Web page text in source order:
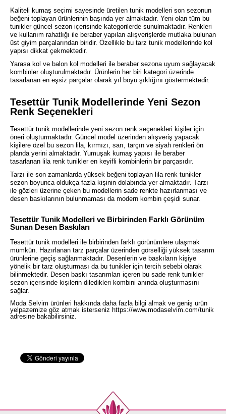
Kaliteli kumaş seçimi sayesinde üretilen tunik modelleri son sezonun
beğeni toplayan ürünlerinin başında yer almaktadır. Yeni olan tüm bu
tunikler güncel sezon içerisinde kategorilerde sunulmaktadır. Renkleri
ve kullanım rahatlığı ile beraber yapılan alışverişlerde mutlaka bulunan
üst giyim parçalarından biridir. Özellikle bu tarz tunik modellerinde kol
yapısı dikkat çekmektedir.
Yarasa kol ve balon kol modelleri ile beraber sezona uyum sağlayacak
kombinler oluşturulmaktadır. Ürünlerin her biri kategori üzerinde
tasarlanan en eşsiz parçalar olarak yıl boyu şıklığını göstermektedir.
Tesettür Tunik Modellerinde Yeni Sezon
Renk Seçenekleri
Tesettür tunik modellerinde yeni sezon renk seçenekleri kişiler için
öneri oluşturmaktadır. Güncel model üzerinden alışveriş yapacak
kişilere özel bu sezon lila, kırmızı, sarı, tarçın ve siyah renkleri ön
planda yerini almaktadır. Yumuşak kumaş yapısı ile beraber
tasarlanan lila renk tunikler en keyifli kombinlerin bir parçasıdır.
Tarzı ile son zamanlarda yüksek beğeni toplayan lila renk tunikler
sezon boyunca oldukça fazla kişinin dolabında yer almaktadır. Tarzı
ile gözleri üzerine çeken bu modellerin sade renkte hazırlanması ve
desen baskılarının bulunmaması da modern kombin çeşidi sunar.
Tesettür Tunik Modelleri ve Birbirinden Farklı Görünüm
Sunan Desen Baskıları
Tesettür tunik modelleri ile birbirinden farklı görünümlere ulaşmak
mümkün. Hazırlanan tarz parçalar üzerinden görselliği yüksek tasarım
ürünlerine geçiş sağlanmaktadır. Desenlerin ve baskıların kişiye
yönelik bir tarz oluşturması da bu tunikler için tercih sebebi olarak
bilinmektedir. Desen baskı tasarımları içeren bu sade renk tunikler
sezon içerisinde kişilerin diledikleri kombini anında oluşturmasını
sağlar.
Moda Selvim ürünleri hakkında daha fazla bilgi almak ve geniş ürün
yelpazemize göz atmak isterseniz https://www.modaselvim.com/tunik
adresine bakabilirsiniz.